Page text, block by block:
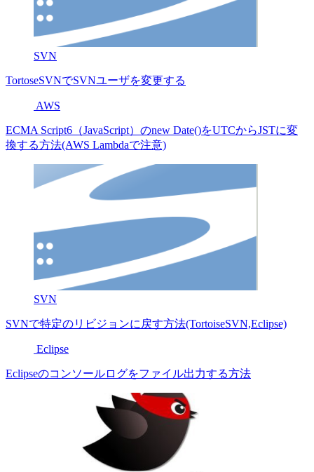
SVN
TortoseSVNでSVNユーザを変更する
AWS
ECMA Script6（JavaScript）のnew Date()をUTCからJSTに変
換する方法(AWS Lambdaで注意)
SVN
SVNで特定のリビジョンに戻す方法(TortoiseSVN,Eclipse)
Eclipse
Eclipseのコンソールログをファイル出力する方法